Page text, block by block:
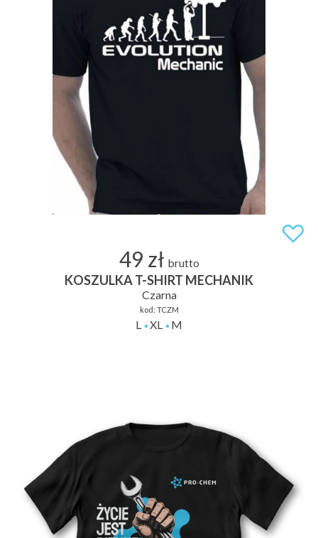
49 zł brutto
KOSZULKA T-SHIRT MECHANIK
Czarna
kod: TCZM
L XL M